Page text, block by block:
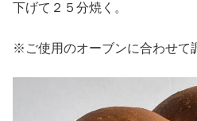
下げて２５分焼く。
※ご使用のオーブンに合わせて